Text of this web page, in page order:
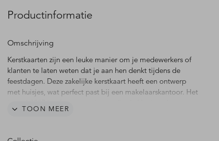
Productinformatie
Omschrijving
Kerstkaarten zijn een leuke manier om je medewerkers of
klanten te laten weten dat je aan hen denkt tijdens de
feestdagen. Deze zakelijke kerstkaart heeft een ontwerp
met huisjes, wat perfect past bij een makelaarskantoor. Het
mogelijk om je eigen bedrijfslogo toe te voegen, zodat je
TOON MEER